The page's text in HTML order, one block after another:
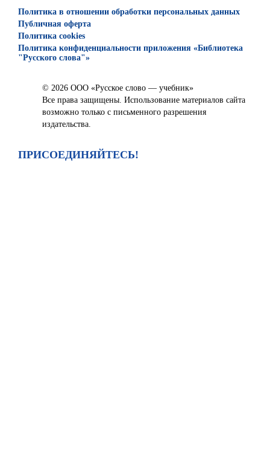
Политика в отношении обработки персональных данных
Публичная оферта
Политика cookies
Политика конфиденциальности приложения «Библиотека
"Русского слова"»
© 2026 ООО «Русское слово — учебник»
Все права защищены. Использование материалов сайта
возможно только с письменного разрешения
издательства.
ПРИСОЕДИНЯЙТЕСЬ!